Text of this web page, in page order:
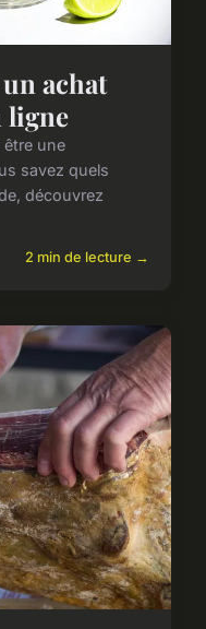
achat
ligne
une
savez quels
découvrez
2 min de lecture →